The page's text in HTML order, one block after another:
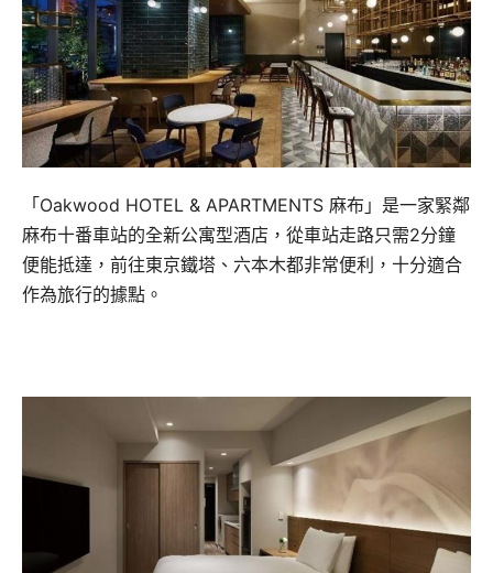
「Oakwood HOTEL & APARTMENTS 麻布」是一家緊鄰
麻布十番車站的全新公寓型酒店，從車站走路只需2分鐘
便能抵達，前往東京鐵塔、六本木都非常便利，十分適合
作為旅行的據點。